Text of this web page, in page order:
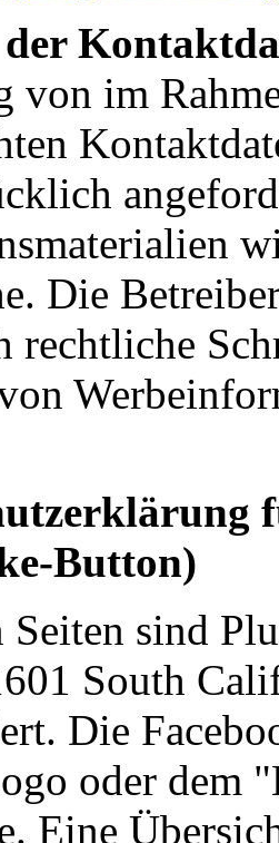
von im
Die
rechtliche
Button)
sind
South
Die
oder
Eine